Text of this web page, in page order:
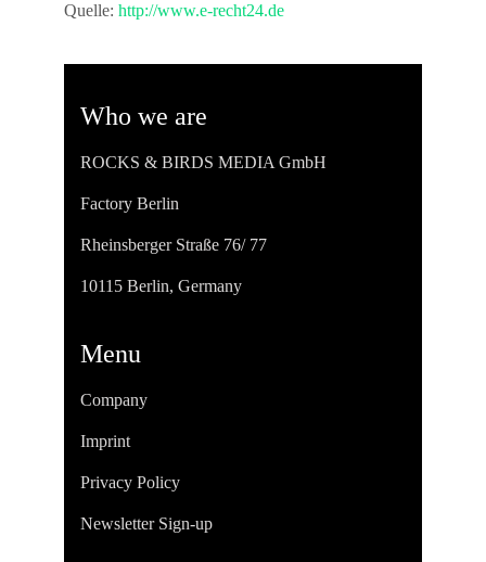
Quelle: http://www.e-recht24.de
Who we are
ROCKS & BIRDS MEDIA GmbH
Factory Berlin
Rheinsberger Straße 76/ 77
10115 Berlin, Germany
Menu
Company
Imprint
Privacy Policy
Newsletter Sign-up